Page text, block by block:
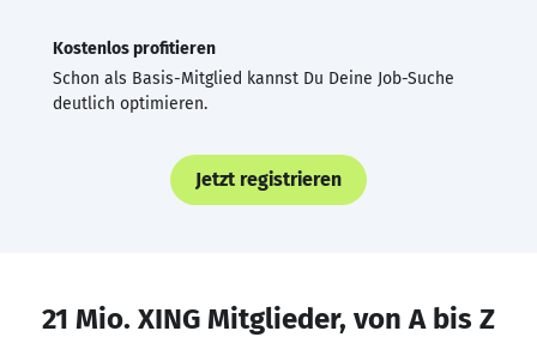
Kostenlos profitieren
Schon als Basis-Mitglied kannst Du Deine Job-Suche
deutlich optimieren.
Jetzt registrieren
21 Mio. XING Mitglieder, von A bis Z